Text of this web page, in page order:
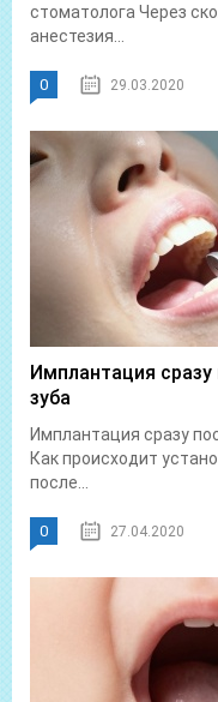
стоматолога Через
анестезия...
0 29.03.2020
Имплантация сразу
зуба
Имплантация сразу
Как происходит
после...
0 27.04.2020